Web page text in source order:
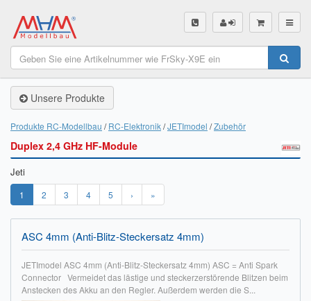
SHOP
Unsere Produkte
Servo Finder
Schiffsschrauben Finder
Räder Finder
Luftschrauben Finder
Sendungsverfolgung DHL
Unsere Produkte
Produkte RC-Modellbau RC-Elektronik JETImodel Zubehör
Duplex 2,4 GHz HF-Module
Jeti
1 2 3 4 5 › »
ASC 4mm (Anti-Blitz-Steckersatz 4mm)
JETImodel ASC 4mm (Anti-Blitz-Steckersatz 4mm) ASC = Anti Spark
Connector Vermeidet das lästige und steckerzerstörende Blitzen beim
Anstecken des Akku an den Regler. Außerdem werden die S...